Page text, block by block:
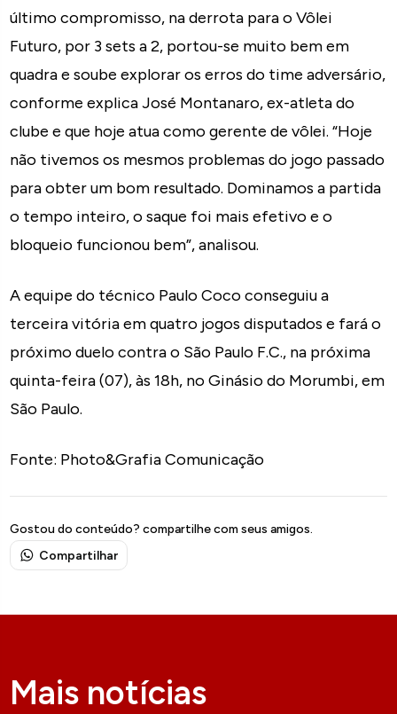
último compromisso, na derrota para o Vôlei
Futuro, por 3 sets a 2, portou-se muito bem em
quadra e soube explorar os erros do time adversário,
conforme explica José Montanaro, ex-atleta do
clube e que hoje atua como gerente de vôlei. “Hoje
não tivemos os mesmos problemas do jogo passado
para obter um bom resultado. Dominamos a partida
o tempo inteiro, o saque foi mais efetivo e o
bloqueio funcionou bem”, analisou.
A equipe do técnico Paulo Coco conseguiu a
terceira vitória em quatro jogos disputados e fará o
próximo duelo contra o São Paulo F.C., na próxima
quinta-feira (07), às 18h, no Ginásio do Morumbi, em
São Paulo.
Fonte: Photo&Grafia Comunicação
Gostou do conteúdo? compartilhe com seus amigos.
Compartilhar
Mais notícias